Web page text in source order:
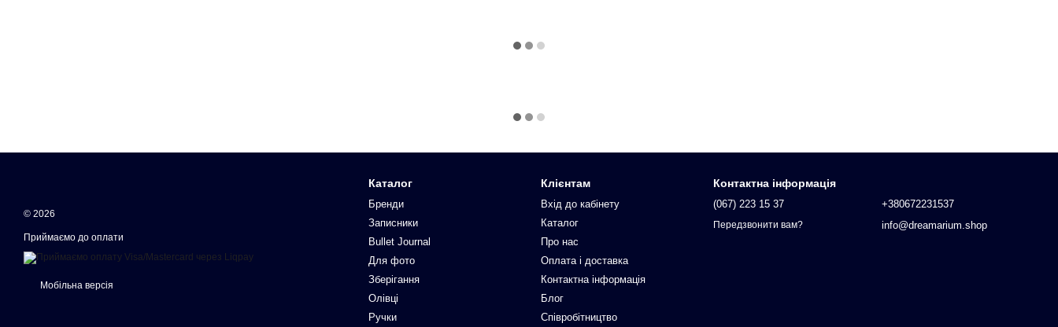
© 2026
Приймаємо до оплати
Мобільна версія
Каталог
Бренди
Записники
Bullet Journal
Для фото
Зберігання
Олівці
Ручки
Клієнтам
Вхід до кабінету
Каталог
Про нас
Оплата і доставка
Контактна інформація
Блог
Співробітництво
Контактна інформація
(067) 223 15 37
Передзвонити вам?
+380672231537
info@dreamarium.shop